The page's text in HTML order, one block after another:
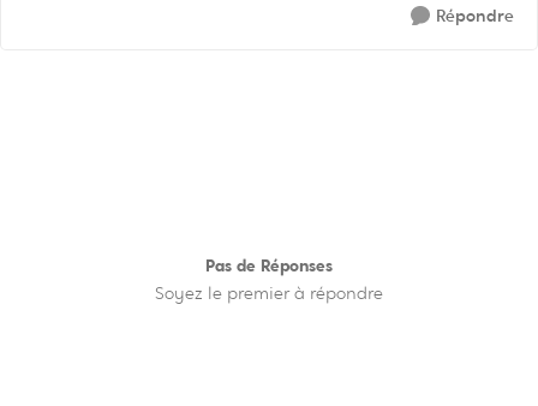
Répondre
Pas de Réponses
Soyez le premier à répondre